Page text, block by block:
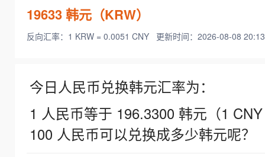
19633韩元（KRW）
反向汇率：1 KRW = 0.0051 CNY 更新时间：2026-08-08
今日人民币兑换韩元汇率为：
1 人民币等于 196.3300 韩元（1
100 人民币可以兑换成多少韩元呢？